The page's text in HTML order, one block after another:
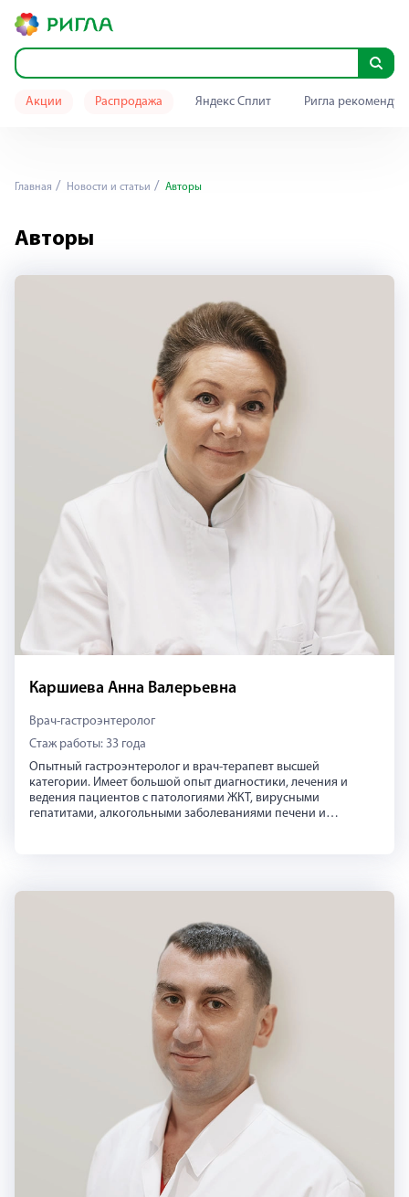
Акции Распродажа Яндекс Сплит Ригла
Главная Новости и статьи Авторы
Авторы
Опытный гастроэнтеролог и врач-терапевт высшей
https://vk.com/atlasclinic
Каршиева Анна Валерьевна
Врач-гастроэнтеролог
Стаж работы: 33 года
Опытный гастроэнтеролог и врач-терапевт высшей
категории. Имеет большой опыт диагностики, лечения и
ведения пациентов с патологиями ЖКТ, вирусными
гепатитами, алкогольными заболеваниями печени и